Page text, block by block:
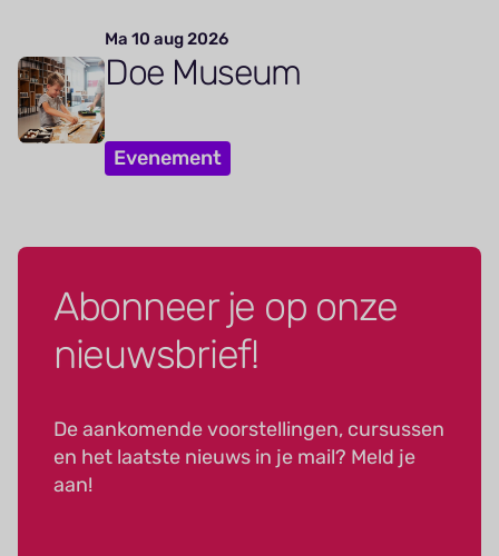
Ma 10 aug 2026
Doe Museum
Evenement
Abonneer je op onze
nieuwsbrief!
De aankomende voorstellingen, cursussen
en het laatste nieuws in je mail? Meld je
aan!